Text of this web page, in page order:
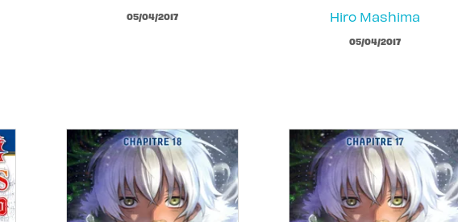
05/04/2017 Hiro Mashima
05/04/2017